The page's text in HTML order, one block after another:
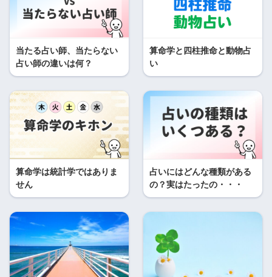
当たる占い師、当たらない
占い師の違いは何？
算命学と四柱推命と動物占
い
算命学は統計学ではありま
せん
占いにはどんな種類がある
の？実はたったの・・・